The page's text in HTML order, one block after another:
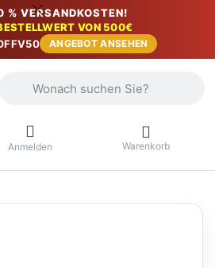
% VERSANDKOSTEN!
VON 500€
ANGEBOT ANSEHEN
Anmelden Warenkorb